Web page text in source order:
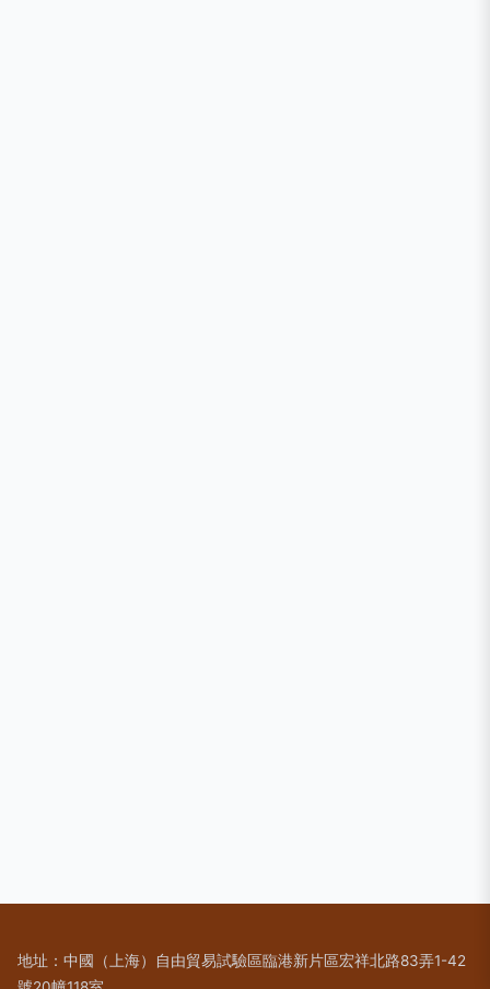
地址：中國（上海）自由貿易試驗區臨港新片區宏祥北路83弄1-42